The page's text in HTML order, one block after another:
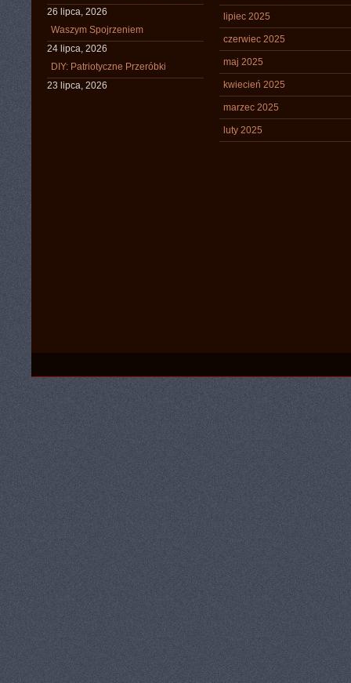
26 lipca, 2026
Waszym Spojrzeniem
24 lipca, 2026
DIY: Patriotyczne Przeróbki
23 lipca, 2026
lipiec 2025
czerwiec 2025
maj 2025
kwiecień 2025
marzec 2025
luty 2025